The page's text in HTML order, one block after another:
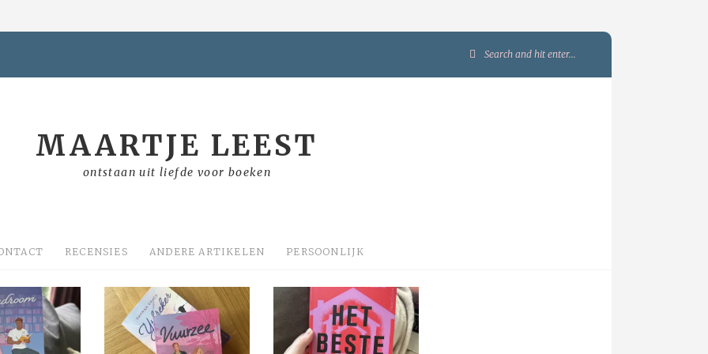
Search
MAARTJE LEEST
ontstaan uit liefde voor boeken
RECENSIES ANDERE ARTIKELEN PERSOONLIJK